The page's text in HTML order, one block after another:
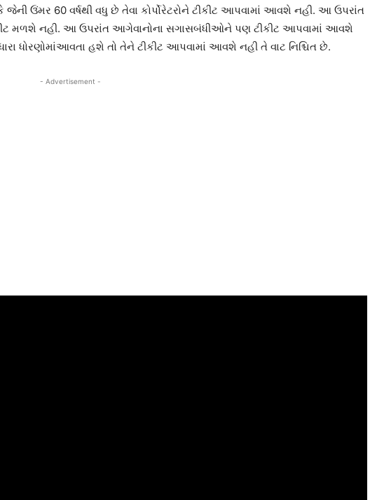
ઉંમર 60 વર્ષથી વધુ છે તેવા કોર્પોરેટરોને ટીકીટ આપવામાં આવશે નહી. આ ઉપરાંત
મળશે નહી. આ ઉપરાંત આગેવાનોના સગાસબંધીઓને પણ ટીકીટ આપવામાં આવશે
ધોરણોમાંઆવતા હશે તો તેને ટીકીટ આપવામાં આવશે નહી તે વાટ નિશ્ચિત છે.
- Advertisement -